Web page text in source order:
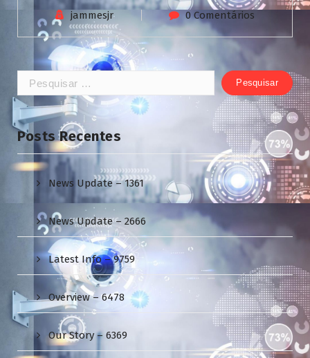
jammesjr 0 Comentários
Pesquisar
por:
Posts Recentes
News Update – 1361
News Update – 2666
Latest Info – 9759
Overview – 6478
Our Story – 6369